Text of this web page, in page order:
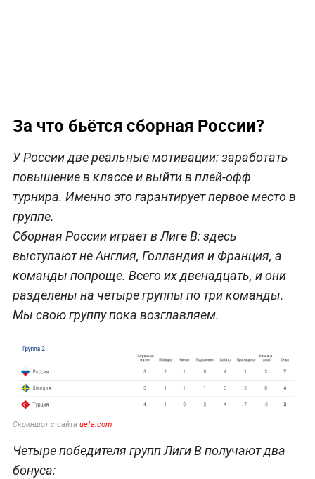
За что бьётся сборная России?
У России две реальные мотивации: заработать
повышение в классе и выйти в плей-офф
турнира. Именно это гарантирует первое место в
группе.
Сборная России играет в Лиге В: здесь
выступают не Англия, Голландия и Франция, а
команды попроще. Всего их двенадцать, и они
разделены на четыре группы по три команды.
Мы свою группу пока возглавляем.
Скриншот с сайта uefa.com
Четыре победителя групп Лиги В получают два
бонуса: